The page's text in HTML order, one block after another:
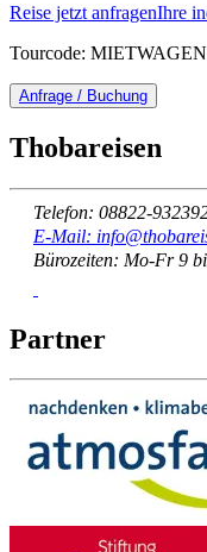
Reise jetzt anfragenIhre
Tourcode:
Anfrage / Buchung
Thobareisen
Telefon: 08822-
E-Mail:
Bürozeiten: Mo-Fr 9
Partner